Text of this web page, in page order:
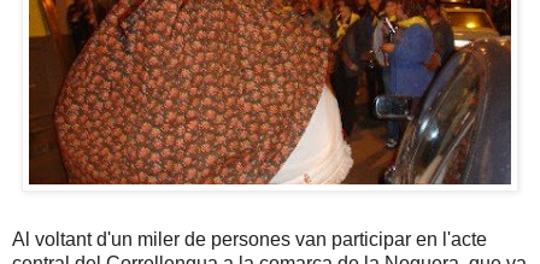
Al voltant d'un miler de persones van participar en l'acte